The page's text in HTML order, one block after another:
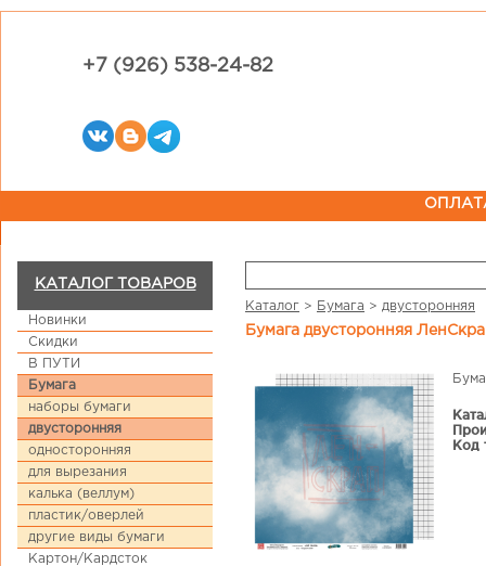
+7 (926) 538-24-82
КАТАЛОГ ТОВАРОВ
Новинки
Скидки
В ПУТИ
Бумага
наборы бумаги
двусторонняя
односторонняя
для вырезания
калька (веллум)
пластик/оверлей
другие виды бумаги
Картон/Кардсток
Каталог > Бумага > двусторонняя
Бумага двусторонняя
Код